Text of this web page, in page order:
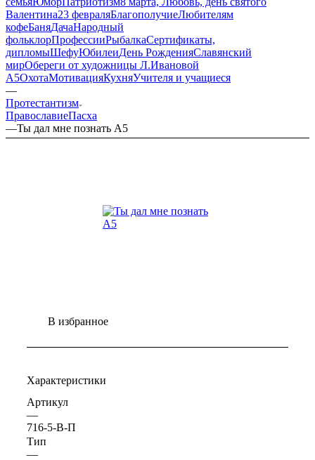
Валентина23 февраляБлагополучиеЛюбителям
кофеБаняДачаНародный
фольклорПрофессииРыбалкаСертификаты,
дипломыШефуЮбилеиДень РожденияСлавянский
мирОбереги от художницы Л.Ивановой
А5ОхотаМотивацияКухняУчителя и учащиеся
—
Протестантизм
ПравославиеПасха
—Ты дал мне познать А5
В избранное
Характеристики
Артикул
—
716-5-В-П
Тип
—